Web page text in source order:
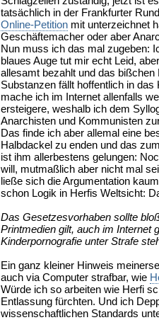
tatsächlich in der Frankfurter
Online-Petition mit unterzeichnet
Geschäftemacher oder aber
Nun muss ich das mal zugeben:
blaues Auge tut mir echt Leid,
allesamt bezahlt und das
Substanzen fällt hoffentlich in
mache ich im Internet allenfalls
ersteigere, weshalb ich dem
Anarchisten und Kommunisten
Das finde ich aber allemal eine
Halbdackel zu enden und das
ist ihm allerbestens gelungen:
will, mutmaßlich aber nicht mal
ließe sich die Argumentation
schon Logik in Herfis Weltsicht:
Das Gesetzesvorhaben sollte
Printmedien gilt, auch im Internet
Kinderpornografie unter Strafe
Ein ganz kleiner Hinweis
auch via Computer strafbar, wie
Würde ich so arbeiten wie Herfi
Entlassung fürchten. Und ich
wissenschaftlichen Standards